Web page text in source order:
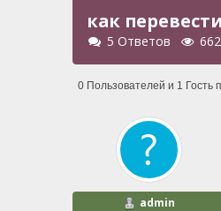
как
5 Ответов
0 Пользователей и 1 Гость
admin